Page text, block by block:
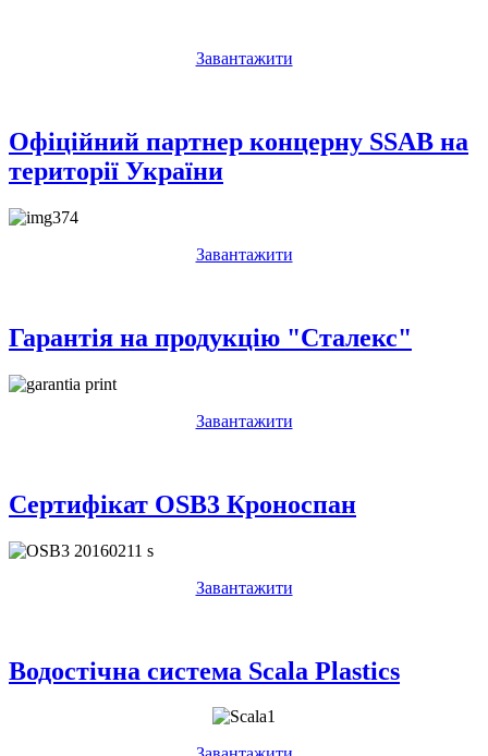
Завантажити
Офіційний партнер концерну SSAB на
території України
Завантажити
Гарантія на продукцію "Сталекс"
Завантажити
Сертифікат OSB3 Кроноспан
Завантажити
Водостічна система Scala Plastics